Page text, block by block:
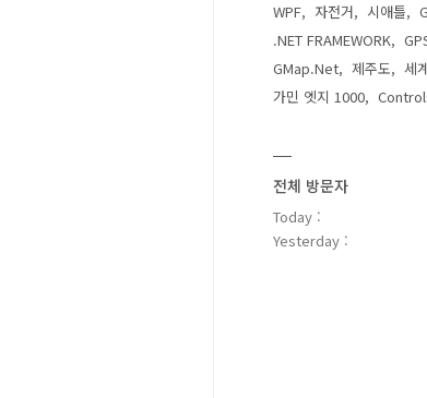
WPF
자전거 시애틀
.NET FRAMEWORK
GMap.Net
제주도
세
가민 엣지 1000
전체 방문자
Today :
Yesterday :